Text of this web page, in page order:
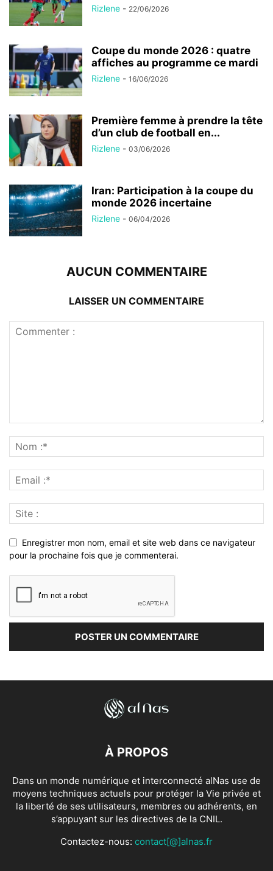
Rizlene - 22/06/2026
Coupe du monde 2026 : quatre
affiches au programme ce mardi
Rizlene - 16/06/2026
Première femme à prendre la tête
d’un club de football en...
Rizlene - 03/06/2026
Iran: Participation à la coupe du
monde 2026 incertaine
Rizlene - 06/04/2026
AUCUN COMMENTAIRE
LAISSER UN COMMENTAIRE
Enregistrer mon nom, email et site web dans ce navigateur
pour la prochaine fois que je commenterai.
À PROPOS
Dans un monde numérique et interconnecté alNas use de
moyens techniques actuels pour protéger la Vie privée et
la liberté de ses utilisateurs, membres ou adhérents, en
s’appuyant sur les directives de la CNIL.
Contactez-nous: contact[@]alnas.fr